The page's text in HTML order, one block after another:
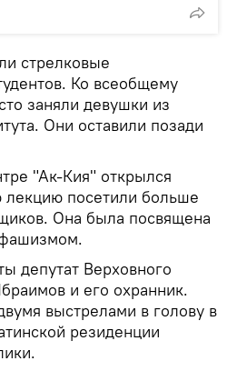
стрелковые
Ко всеобщему
заняли девушки из
Они оставили позади
"Ак-Кия" открылся
посетили больше
Она была посвящена
депутат Верховного
и его охранник.
выстрелами в голову в
резиденции